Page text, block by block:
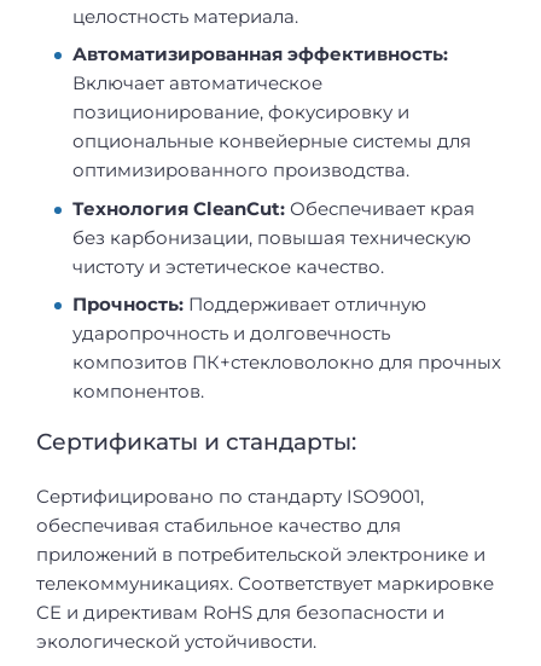
целостность материала.
Автоматизированная эффективность:
Включает автоматическое
позиционирование, фокусировку и
опциональные конвейерные системы для
оптимизированного производства.
Технология CleanCut: Обеспечивает края
без карбонизации, повышая техническую
чистоту и эстетическое качество.
Прочность: Поддерживает отличную
ударопрочность и долговечность
композитов ПК+стекловолокно для прочных
компонентов.
Сертификаты и стандарты:
Сертифицировано по стандарту ISO9001,
обеспечивая стабильное качество для
приложений в потребительской электронике и
телекоммуникациях. Соответствует маркировке
CE и директивам RoHS для безопасности и
экологической устойчивости.